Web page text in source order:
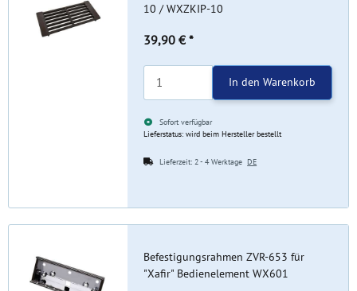
10 / WXZKIP-10
39,90 € *
In den Warenkorb
Sofort verfügbar
Lieferstatus: wird beim Hersteller bestellt
Lieferzeit:2 - 4 WerktageDE
Befestigungsrahmen ZVR-653 für
"Xafir" Bedienelement WX601